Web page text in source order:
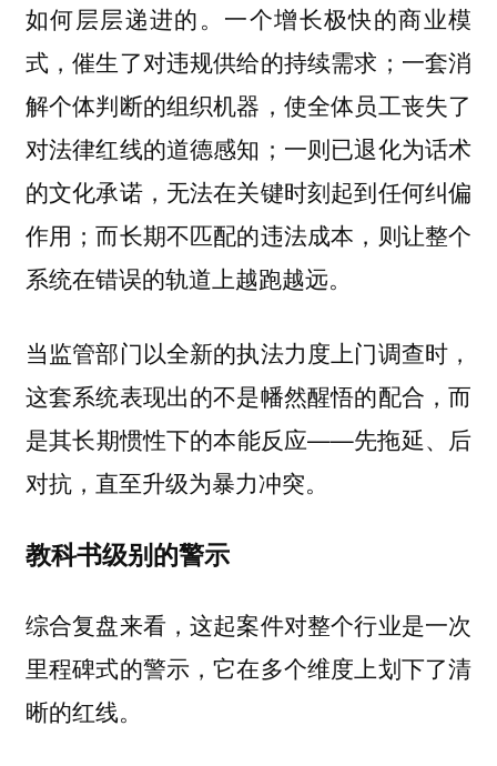
如何层层递进的。一个增长极快的商业模
式，催生了对违规供给的持续需求；一套消
解个体判断的组织机器，使全体员工丧失了
对法律红线的道德感知；一则已退化为话术
的文化承诺，无法在关键时刻起到任何纠偏
作用；而长期不匹配的违法成本，则让整个
系统在错误的轨道上越跑越远。
当监管部门以全新的执法力度上门调查时，
这套系统表现出的不是幡然醒悟的配合，而
是其长期惯性下的本能反应——先拖延、后
对抗，直至升级为暴力冲突。
教科书级别的警示
综合复盘来看，这起案件对整个行业是一次
里程碑式的警示，它在多个维度上划下了清
晰的红线。